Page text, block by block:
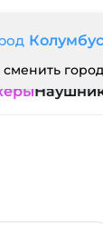
сменить город